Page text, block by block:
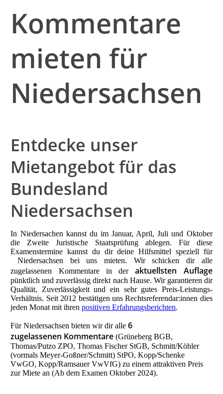
Kommentare
mieten für
Niedersachsen
Entdecke unser
Mietangebot für das
Bundesland
Niedersachsen
In Niedersachen kannst du im Januar, April, Juli und Oktober
die Zweite Juristische Staatsprüfung ablegen. Für diese
Examenstermine kannst du dir deine Hilfsmittel speziell für
Niedersachsen bei uns mieten. Wir schicken dir alle
zugelassenen Kommentare in deraktuellsten Auflage
pünktlich und zuverlässig direkt nach Hause. Wir garantieren dir
Qualität, Zuverlässigkeit und ein sehr gutes Preis-Leistungs-
Verhältnis. Seit 2012 bestätigen uns Rechtsreferendar:innen dies
jeden Monat mit ihrenpositiven Erfahrungsberichten.
Für Niedersachsen bieten wir dir alle 6
zugelassenen Kommentare (Grüneberg BGB,
Thomas/Putzo ZPO, Thomas Fischer StGB, Schmitt/Köhler
(vormals Meyer-Goßner/Schmitt) StPO, Kopp/Schenke
VwGO, Kopp/Ramsauer VwVfG) zu einem attraktiven Preis
zur Miete an (Ab dem Examen Oktober 2024).